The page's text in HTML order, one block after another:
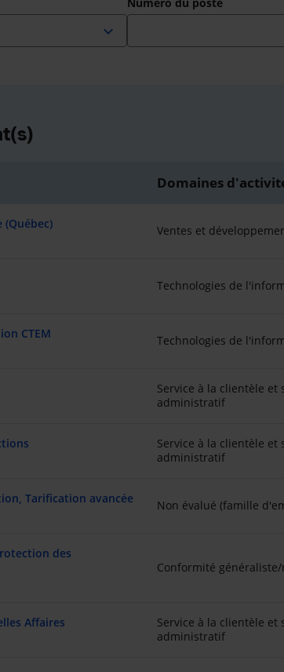
expand_more
Domaines
Ventes et
Technologies de
CTEM Technologies de
Service à la clientèle et
administratif
Service à la clientèle et
administratif
Tarification avancée Non évalué (famille
des
Conformité
Affaires
Service à la clientèle et
administratif